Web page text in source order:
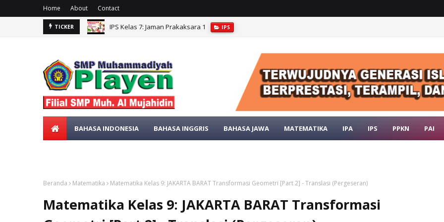
Home About Contact
TICKER IPS kelas 7: CUACA, IKLIM, KONDISI GEOLOGIS INDONESIA
BAHASA INDONESIA BAHASA INGGRIS BAHASA JAWA MATEMATIKA IPA IPS PPKN PAI
Beranda Matematika Matematika Kelas 9: JAKARTA BARAT Transformasi Geometri [Part 2] - Translasi (Pergeseran)
Matematika Kelas 9: JAKARTA BARAT Transformasi